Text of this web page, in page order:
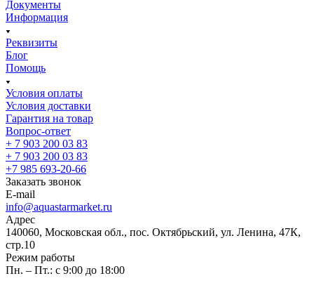
Документы
Информация
Реквизиты
Блог
Помощь
Условия оплаты
Условия доставки
Гарантия на товар
Вопрос-ответ
+ 7 903 200 03 83
+ 7 903 200 03 83
+7 985 693-20-66
Заказать звонок
E-mail
info@aquastarmarket.ru
Адрес
140060, Московская обл., пос. Октябрьский, ул. Ленина, 47К,
стр.10
Режим работы
Пн. – Пт.: с 9:00 до 18:00